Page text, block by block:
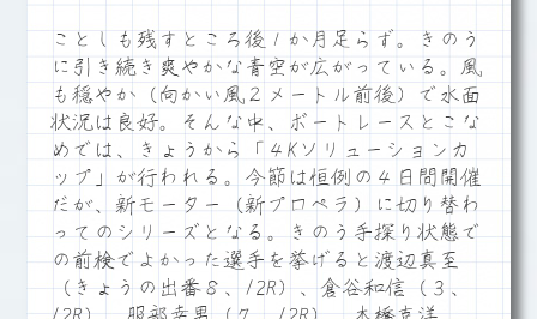
ことしも残すところ後１か月足らず。きのう
に引き続き爽やかな青空が広がっている。風
も穏やか（向かい風２メートル前後）で水面
状況は良好。そんな中、ボートレースとこな
めでは、きょうから「４Kソリューションカ
ップ」が行われる。今節は恒例の４日間開催
だが、新モーター（新プロペラ）に切り替わ
ってのシリーズとなる。きのう手探り状態で
の前検でよかった選手を挙げると渡辺真至
（きょうの出番８、12R）、倉谷和信（３、